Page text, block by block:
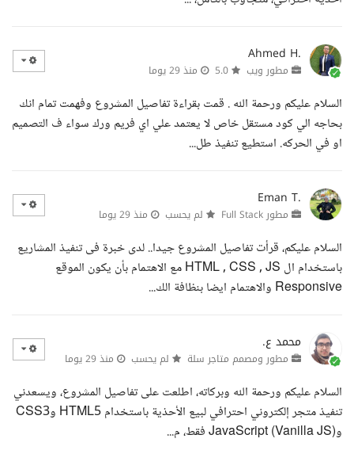
Ahmed H.
مطور ويب منذ 29 يوما
السلام عليكم ورحمة الله . قمت بقراءة تفاصيل المشروع وفهمت تمام انك
بحاجه الي كود مستقل خاص لا يعتمد علي اي فريم ورك سواء ف التصميم
او في الحركه. استطيع تنفيذ طل...
Eman T.
مطور Full Stack لم يحسب منذ 29 يوما
السلام عليكم، قرأت تفاصيل المشروع جيدا.. لدى خبرة فى تنفيذ المشاريع
باستخدام ال HTML , CSS , JS مع الاهتمام بأن يكون الموقع
Responsive والاهتمام ايضا بنظافة الك...
محمد ع.
مطور ومصمم متاجر سلة لم يحسب منذ 29 يوما
السلام عليكم ورحمة الله وبركاته، اطلعت على تفاصيل المشروع، ويسعدني
تنفيذ متجر إلكتروني احترافي لبيع الأحذية باستخدام HTML5 وCSS3
وJavaScript (Vanilla JS) فقط، م...